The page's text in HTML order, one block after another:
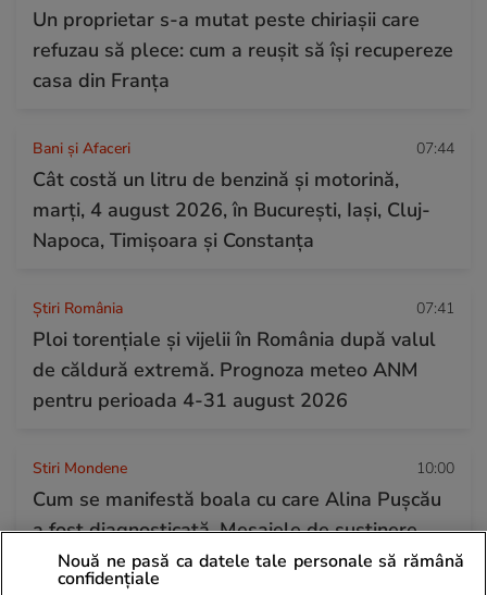
Un proprietar s-a mutat peste chiriașii care
refuzau să plece: cum a reușit să își recupereze
casa din Franța
Bani și Afaceri 07:44
Cât costă un litru de benzină și motorină,
marți, 4 august 2026, în București, Iași, Cluj-
Napoca, Timișoara și Constanța
Știri România 07:41
Ploi torențiale și vijelii în România după valul
de căldură extremă. Prognoza meteo ANM
pentru perioada 4-31 august 2026
Stiri Mondene 10:00
Cum se manifestă boala cu care Alina Pușcău
a fost diagnosticată. Mesajele de susținere
primite de la Dan Alexa și Olga Barcari
Nouă ne pasă ca datele tale personale să rămână
confidențiale